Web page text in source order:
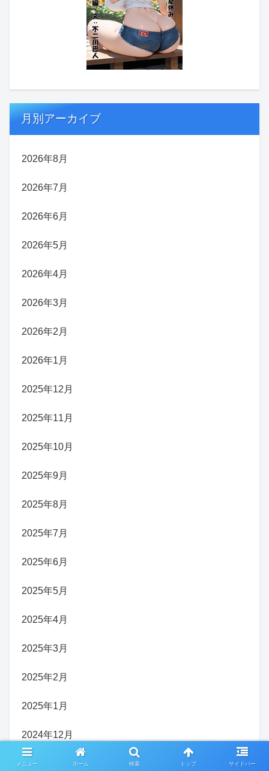
月別アーカイブ
2026年8月
2026年7月
2026年6月
2026年5月
2026年4月
2026年3月
2026年2月
2026年1月
2025年12月
2025年11月
2025年10月
2025年9月
2025年8月
2025年7月
2025年6月
2025年5月
2025年4月
2025年3月
2025年2月
2025年1月
2024年12月
2024年11月
メニュー ホーム 検索 トップ サイドバー